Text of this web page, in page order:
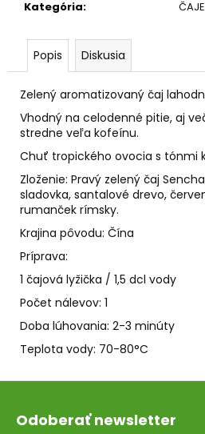
Kategória:
Popis Diskusia
Zelený aromatizovaný čaj
Vhodný na celodenné pitie, aj
stredne veľa kofeínu.
Chuť tropického ovocia s tónmi
Zloženie: Pravý zelený čaj
sladovka, santalové drevo,
rumanček rímsky.
Krajina pôvodu: Čína
Príprava:
1 čajová lyžička / 1,5 dcl vody
Počet nálevov: 1
Doba lúhovania: 2-3 minúty
Teplota vody: 70-80°C
ú
č
a
m
e
PALO
SANTO
SVIEČKA
€10,89
Z
Odoberať newsletter